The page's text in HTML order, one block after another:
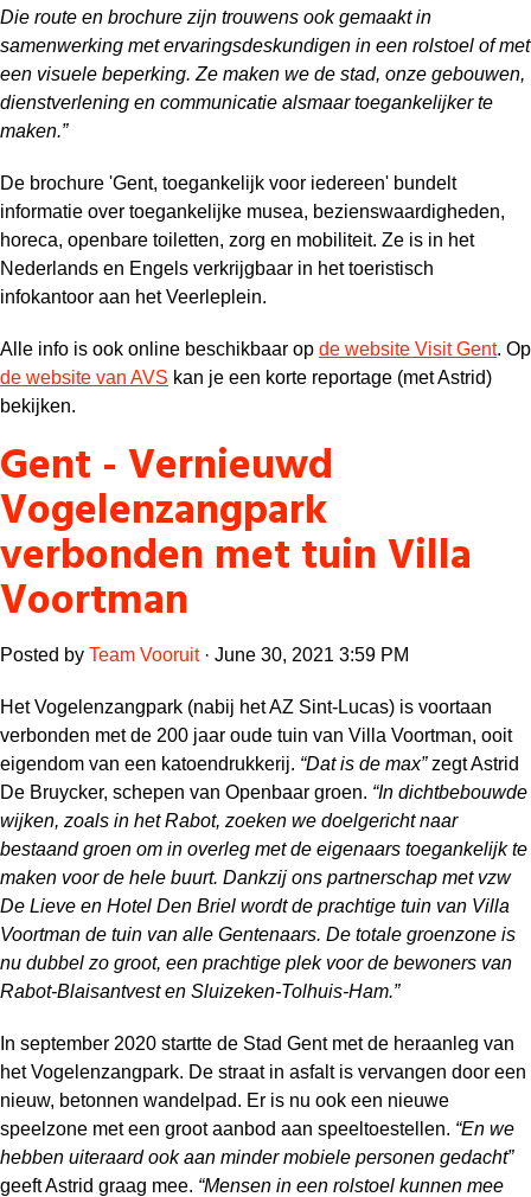
Die route en brochure zijn trouwens ook gemaakt in
samenwerking met ervaringsdeskundigen in een rolstoel of met
een visuele beperking. Ze maken we de stad, onze gebouwen,
dienstverlening en communicatie alsmaar toegankelijker te
maken.”
De brochure 'Gent, toegankelijk voor iedereen' bundelt
informatie over toegankelijke musea, bezienswaardigheden,
horeca, openbare toiletten, zorg en mobiliteit. Ze is in het
Nederlands en Engels verkrijgbaar in het toeristisch
infokantoor aan het Veerleplein.
Alle info is ook online beschikbaar op de website Visit Gent. Op
de website van AVS kan je een korte reportage (met Astrid)
bekijken.
Gent - Vernieuwd
Vogelenzangpark
verbonden met tuin Villa
Voortman
Posted by Team Vooruit· June 30, 2021 3:59 PM
Het Vogelenzangpark (nabij het AZ Sint-Lucas) is voortaan
verbonden met de 200 jaar oude tuin van Villa Voortman, ooit
eigendom van een katoendrukkerij. “Dat is de max”zegt Astrid
De Bruycker, schepen van Openbaar groen. “In dichtbebouwde
wijken, zoals in het Rabot, zoeken we doelgericht naar
bestaand groen om in overleg met de eigenaars toegankelijk te
maken voor de hele buurt. Dankzij ons partnerschap met vzw
De Lieve en Hotel Den Briel wordt de prachtige tuin van Villa
Voortman de tuin van alle Gentenaars. De totale groenzone is
nu dubbel zo groot, een prachtige plek voor de bewoners van
Rabot-Blaisantvest en Sluizeken-Tolhuis-Ham.”
In september 2020 startte de Stad Gent met de heraanleg van
het Vogelenzangpark. De straat in asfalt is vervangen door een
nieuw, betonnen wandelpad. Er is nu ook een nieuwe
speelzone met een groot aanbod aan speeltoestellen. “En we
hebben uiteraard ook aan minder mobiele personen gedacht”
geeft Astrid graag mee. “Mensen in een rolstoel kunnen mee